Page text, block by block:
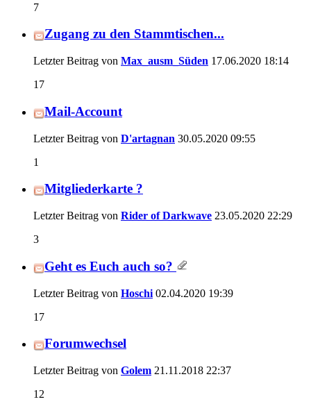
7
Zugang zu den Stammtischen...
Letzter Beitrag von Max_ausm_Süden 17.06.2020 18:14
17
Mail-Account
Letzter Beitrag von D'artagnan 30.05.2020 09:55
1
Mitgliederkarte ?
Letzter Beitrag von Rider of Darkwave 23.05.2020 22:29
3
Geht es Euch auch so?
Letzter Beitrag von Hoschi 02.04.2020 19:39
17
Forumwechsel
Letzter Beitrag von Golem 21.11.2018 22:37
12